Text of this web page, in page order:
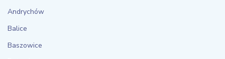
Andrychów
Balice
Baszowice